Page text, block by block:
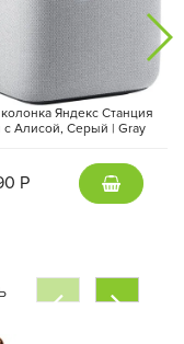
Яндекс Станция
Алисой, Cерый | Gray
Р